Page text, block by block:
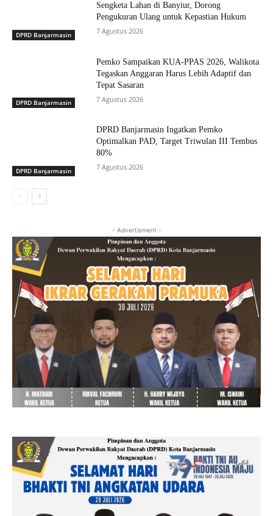
DPRD Banjarmasin
Sengketa Lahan di Banyiur, Dorong
Pengukuran Ulang untuk Kepastian Hukum
7 Agustus 2026
DPRD Banjarmasin
Pemko Sampaikan KUA-PPAS 2026, Walikota
Tegaskan Anggaran Harus Lebih Adaptif dan
Tepat Sasaran
7 Agustus 2026
DPRD Banjarmasin
DPRD Banjarmasin Ingatkan Pemko
Optimalkan PAD, Target Triwulan III Tembus
80%
7 Agustus 2026
- Advertisment -